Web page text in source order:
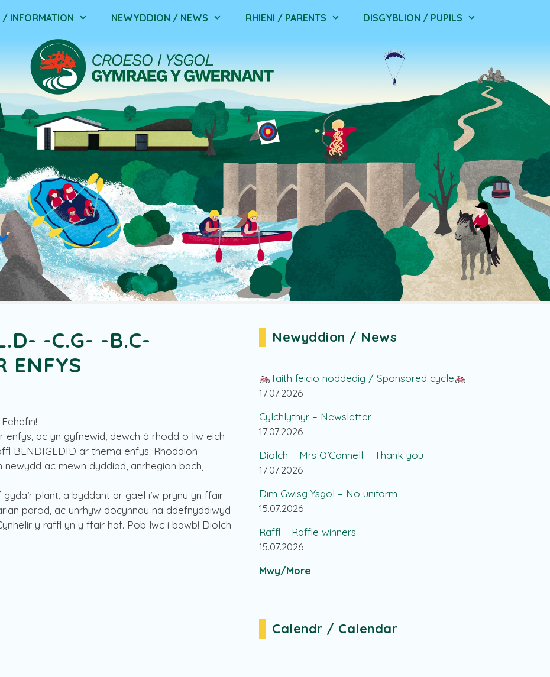
INFORMATION NEWYDDION / NEWS RHIENI / PARENTS DISGYBLION / PUPILS
-C.G- -B.C-
ENFYS
enfys, ac yn gyfnewid, dewch â rhodd o liw eich
BENDIGEDID ar thema enfys. Rhoddion
ac mewn dyddiad, anrhegion bach,
plant, a byddant ar gael i’w prynu yn ffair
parod, ac unrhyw docynnau na ddefnyddiwyd
y raffl yn y ffair haf. Pob lwc i bawb! Diolch
Newyddion / News
Taith feicio noddedig / Sponsored cycle
17.07.2026
Cylchlythyr – Newsletter
17.07.2026
Diolch – Mrs O’Connell – Thank you
17.07.2026
Dim Gwisg Ysgol – No uniform
15.07.2026
Raffl – Raffle winners
15.07.2026
Mwy/More
Calendr / Calendar